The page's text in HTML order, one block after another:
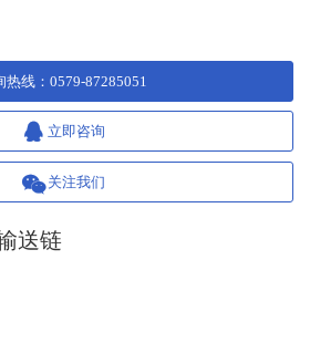
热线： 0579-87285051
立即咨询
关注我们
送链